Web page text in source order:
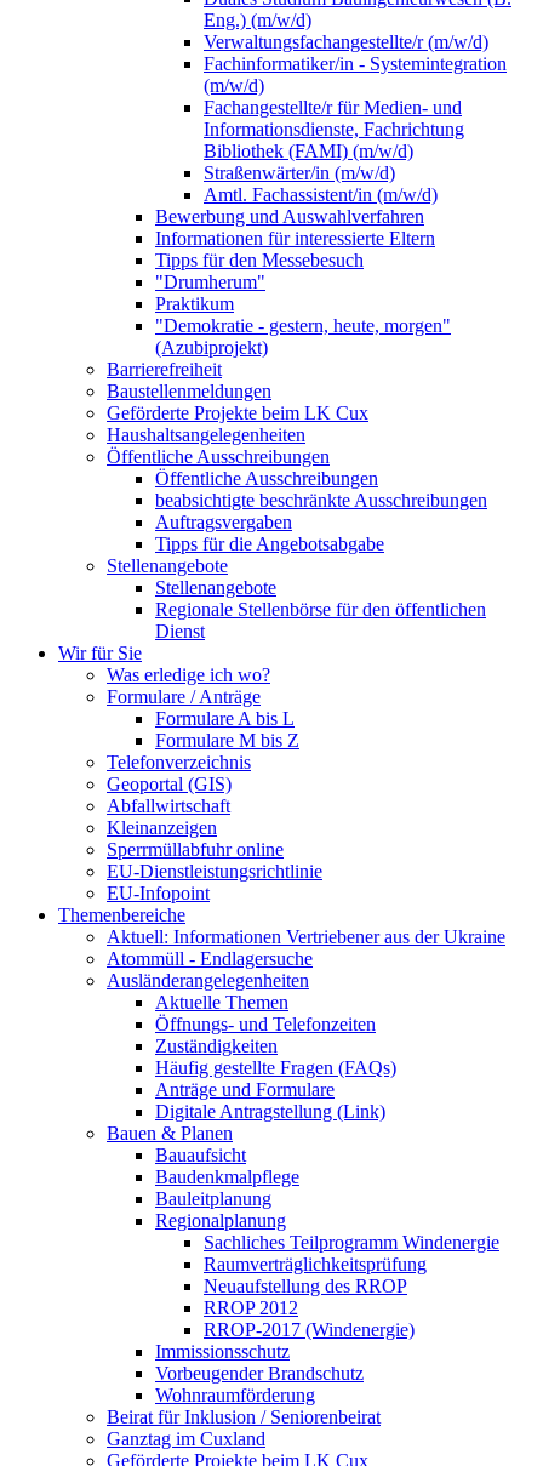
Eng.) (m/w/d)
Verwaltungsfachangestellte/r (m/w/d)
Fachinformatiker/in - Systemintegration
(m/w/d)
Fachangestellte/r für Medien- und
Informationsdienste, Fachrichtung
Bibliothek (FAMI) (m/w/d)
Straßenwärter/in (m/w/d)
Amtl. Fachassistent/in (m/w/d)
Bewerbung und Auswahlverfahren
Informationen für interessierte Eltern
Tipps für den Messebesuch
"Drumherum"
Praktikum
"Demokratie - gestern, heute, morgen"
(Azubiprojekt)
Barrierefreiheit
Baustellenmeldungen
Geförderte Projekte beim LK Cux
Haushaltsangelegenheiten
Öffentliche Ausschreibungen
Öffentliche Ausschreibungen
beabsichtigte beschränkte Ausschreibungen
Auftragsvergaben
Tipps für die Angebotsabgabe
Stellenangebote
Stellenangebote
Regionale Stellenbörse für den öffentlichen
Dienst
Wir für Sie
Was erledige ich wo?
Formulare / Anträge
Formulare A bis L
Formulare M bis Z
Telefonverzeichnis
Geoportal (GIS)
Abfallwirtschaft
Kleinanzeigen
Sperrmüllabfuhr online
EU-Dienstleistungsrichtlinie
EU-Infopoint
Themenbereiche
Aktuell: Informationen Vertriebener aus der Ukraine
Atommüll - Endlagersuche
Ausländerangelegenheiten
Aktuelle Themen
Öffnungs- und Telefonzeiten
Zuständigkeiten
Häufig gestellte Fragen (FAQs)
Anträge und Formulare
Digitale Antragstellung (Link)
Bauen & Planen
Bauaufsicht
Baudenkmalpflege
Bauleitplanung
Regionalplanung
Sachliches Teilprogramm Windenergie
Raumverträglichkeitsprüfung
Neuaufstellung des RROP
RROP 2012
RROP-2017 (Windenergie)
Immissionsschutz
Vorbeugender Brandschutz
Wohnraumförderung
Beirat für Inklusion / Seniorenbeirat
Ganztag im Cuxland
Geförderte Projekte beim LK Cux